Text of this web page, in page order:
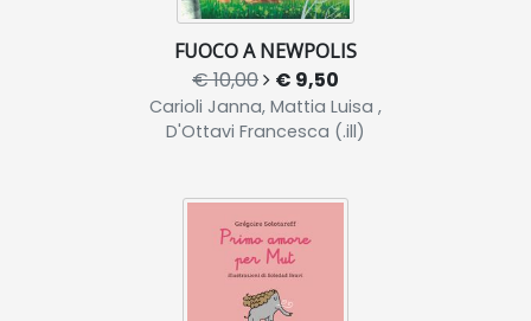
FUOCO A NEWPOLIS
€ 10,00 € 9,50
Carioli Janna, Mattia Luisa ,
D'Ottavi Francesca (.ill)